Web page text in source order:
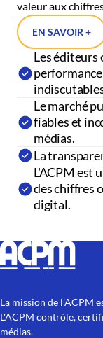
valeur aux
EN SAVOIR +
Les éditeurs
performance
Le marché
fiables et
médias.
La
L'ACPM est
des chiffres
digital.
La mission de l'ACPM
L'ACPM contrôle,
médias.